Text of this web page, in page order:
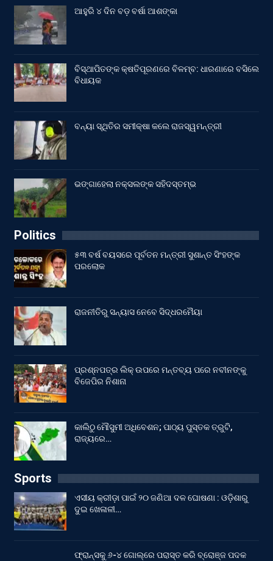
ଆହୁରି ୪ ଦିନ ବଡ଼ ବର୍ଷା ଆଶଙ୍କା
ବିସ୍ଥାପିତଙ୍କ କ୍ଷତିପୂରଣରେ ବିଳମ୍ବ: ଧାରଣାରେ ବସିଲେ
ବିଧାୟକ
ବନ୍ୟା ସ୍ଥିତିର ସମୀକ୍ଷା କଲେ ରାଜସ୍ୱମନ୍ତ୍ରୀ
ଭଙ୍ଗାହେଲା ନକ୍ସଲଙ୍କ ସହିଦସ୍ତମ୍ଭ
Politics
୫୩ ବର୍ଷ ବୟସରେ ପୂର୍ବତନ ମନ୍ତ୍ରୀ ସୁଶାନ୍ତ ସିଂହଙ୍କ
ପରଲୋକ
ରାଜନୀତିରୁ ସନ୍ୟାସ ନେବେ ସିଦ୍ଧରମୈୟା
ପ୍ରଶ୍ନପତ୍ର ଲିକ୍ ଉପରେ ମନ୍ତବ୍ୟ ପରେ ନବୀନଙ୍କୁ
ବିଜେପିର ନିଶାନା
କାଲିଠୁ ମୌସୁମୀ ଅଧିବେଶନ; ପାଠ୍ୟ ପୁସ୍ତକ ତ୍ରୁଟି,
ରାଜ୍ୟରେ…
Sports
ଏସୀୟ କ୍ରୀଡ଼ା ପାଇଁ ୨୦ ଜଣିଆ ଦଳ ଘୋଷଣା : ଓଡ଼ିଶାରୁ
ଦୁଇ ଖେଳାଳୀ…
ଫ୍ରାନ୍ସକୁ ୬-୪ ଗୋଲ୍‌ରେ ପରାସ୍ତ କରି ବ୍ରୋଞ୍ଜ ପଦକ